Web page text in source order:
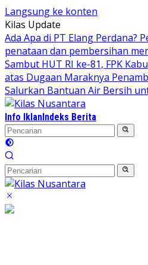
Langsung ke konten
Kilas Update
Ada Apa di PT Elang Perdana?
penataan dan pembersihan
Sambut HUT RI ke-81, FPK
atas Dugaan Maraknya
Salurkan Bantuan Air Bersih
Info IklanIndeks Berita